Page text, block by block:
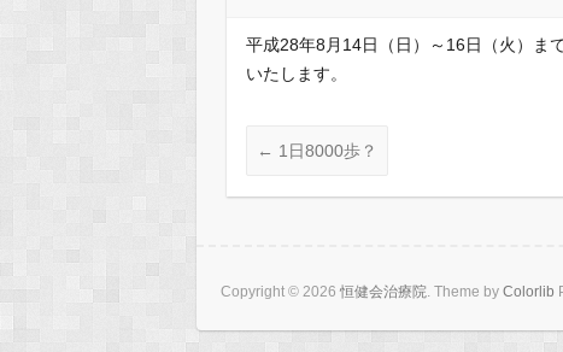
平成28年8月14日（日）～16日（火）ま
いたします。
← 1日8000歩？
Copyright © 2026 恒健会治療院. Theme by Colorlib